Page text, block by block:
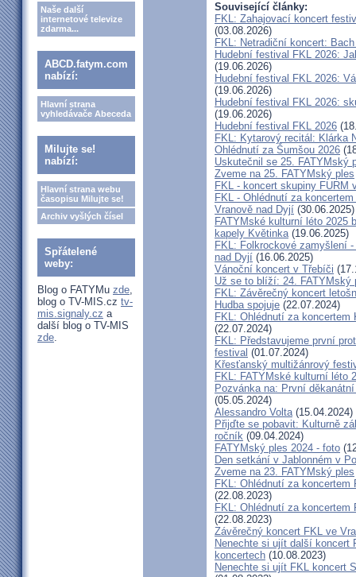
Naše další
internetové televize
zdarma...
ABCD.fatym.com
nabízí:
Hlavní strana
vyhledávače Abeceda
Milujte se!
nabízí:
Hlavní strana webu
časopisu Milujte se!
Archiv vyšlých čísel
Spřátelené
weby:
Blog o FATYMu zde,
blog o TV-MIS.cz tv-
mis.signaly.cz a
další blog o TV-MIS
zde.
Související články:
FKL: Zahajovací koncert
(03.08.2026)
FKL: Netradiční koncert:
Hudební festival FKL 2026:
(19.06.2026)
Hudební festival FKL 2026:
(19.06.2026)
Hudební festival FKL 2026:
(19.06.2026)
Hudební festival FKL 2026
FKL: Kytarový recitál: Klárka
Ohlédnutí za Šumšou 2026
Uskutečnil se 25. FATYMský
Zveme na 25. FATYMský ples
FKL - koncert skupiny FURM
FKL - Ohlédnutí za
Vranově nad Dyjí (30.06.2025)
FATYMské kulturní léto 2025
kapely Květinka(19.06.2025)
FKL: Folkrockové zamyšlení
nad Dyjí (16.06.2025)
Vánoční koncert v Třebíči
Už se to blíží: 24. FATYMský
FKL: Závěrečný koncert
Hudba spojuje (22.07.2024)
FKL: Ohlédnutí za
(22.07.2024)
FKL: Představujeme první
festival (01.07.2024)
Křesťanský multižánrový
FKL: FATYMské kulturní léto
Pozvánka na: První
(05.05.2024)
Alessandro Volta(15.04.2024)
Přijďte se pobavit: Kulturně
ročník (09.04.2024)
FATYMský ples 2024 - foto
Den setkání v Jablonném v
Zveme na 23. FATYMský ples
FKL: Ohlédnutí za
(22.08.2023)
FKL: Ohlédnutí za koncertem
(22.08.2023)
Závěrečný koncert FKL ve
Nenechte si ujít další koncert
koncertech (10.08.2023)
Nenechte si ujít FKL koncert